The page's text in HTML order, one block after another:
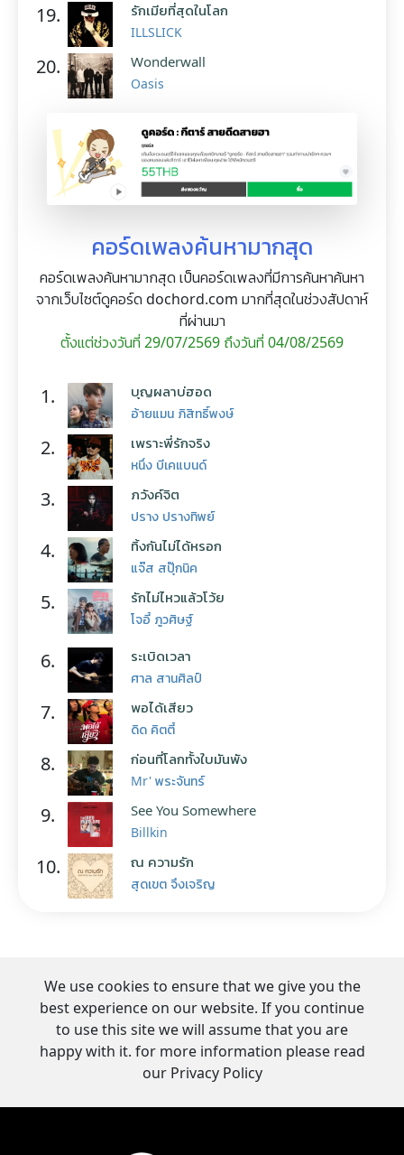
19. รักเมียที่สุดในโลก
ILLSLICK
20. Wonderwall
Oasis
คอร์ดเพลงค้นหามากสุด
คอร์ดเพลงค้นหามากสุด เป็นคอร์ดเพลงที่มีการค้นหาค้นหา
จากเว็บไซต์ดูคอร์ด dochord.com มากที่สุดในช่วงสัปดาห์
ที่ผ่านมา
ตั้งแต่ช่วงวันที่ 29/07/2569 ถึงวันที่ 04/08/2569
1. บุญผลาบ่ฮอด
อ้ายแมน ภิสิทธิ์พงษ์
2. เพราะพี่รักจริง
หนึ่ง บีเคแบนด์
3. ภวังค์จิต
ปราง ปรางทิพย์
4. ทิ้งกันไม่ได้หรอก
แจ๊ส สปุ๊กนิค
5. รักไม่ไหวแล้วโว้ย
โจอี้ ภูวศิษฐ์
6. ระเบิดเวลา
ศาล สานศิลป์
7. พอได้เสียว
ดิด คิตตี้
8. ก่อนที่โลกทั้งใบมันพัง
Mr' พระจันทร์
9. See You Somewhere
Billkin
10. ณ ความรัก
สุดเขต จึงเจริญ
We use cookies to ensure that we give you the
best experience on our website. If you continue
to use this site we will assume that you are
happy with it. for more information please read
our Privacy Policy